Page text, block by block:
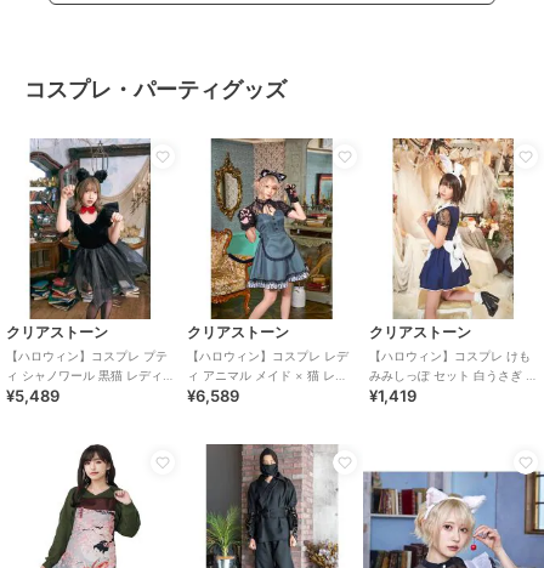
コスプレ・パーティグッズ
クリアストーン
【ハロウィン】コスプレ プテ
ィ シャノワール 黒猫 レディー
ス ブラック ハロウィン
¥5,489
クリアストーン
【ハロウィン】コスプレ レデ
ィ アニマル メイド × 猫 レデ
ィース グレー
¥6,589
クリアストーン
【ハロウィン】コスプレ けも
みみしっぽ セット 白うさぎ ユ
ニセックス ホワイト
¥1,419